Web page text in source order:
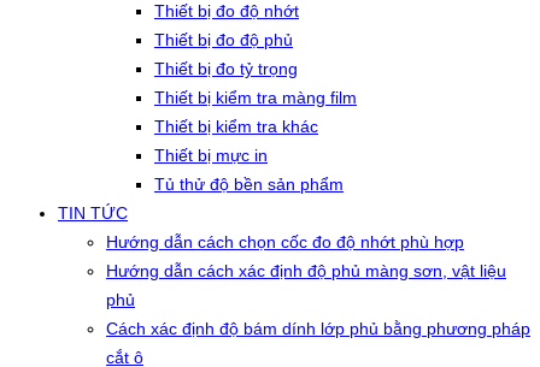
Thiết bị đo độ nhớt
Thiết bị đo độ phủ
Thiết bị đo tỷ trọng
Thiết bị kiểm tra màng film
Thiết bị kiểm tra khác
Thiết bị mực in
Tủ thử độ bền sản phẩm
TIN TỨC
Hướng dẫn cách chọn cốc đo độ nhớt phù hợp
Hướng dẫn cách xác định độ phủ màng sơn, vật liệu
phủ
Cách xác định độ bám dính lớp phủ bằng phương pháp
cắt ô